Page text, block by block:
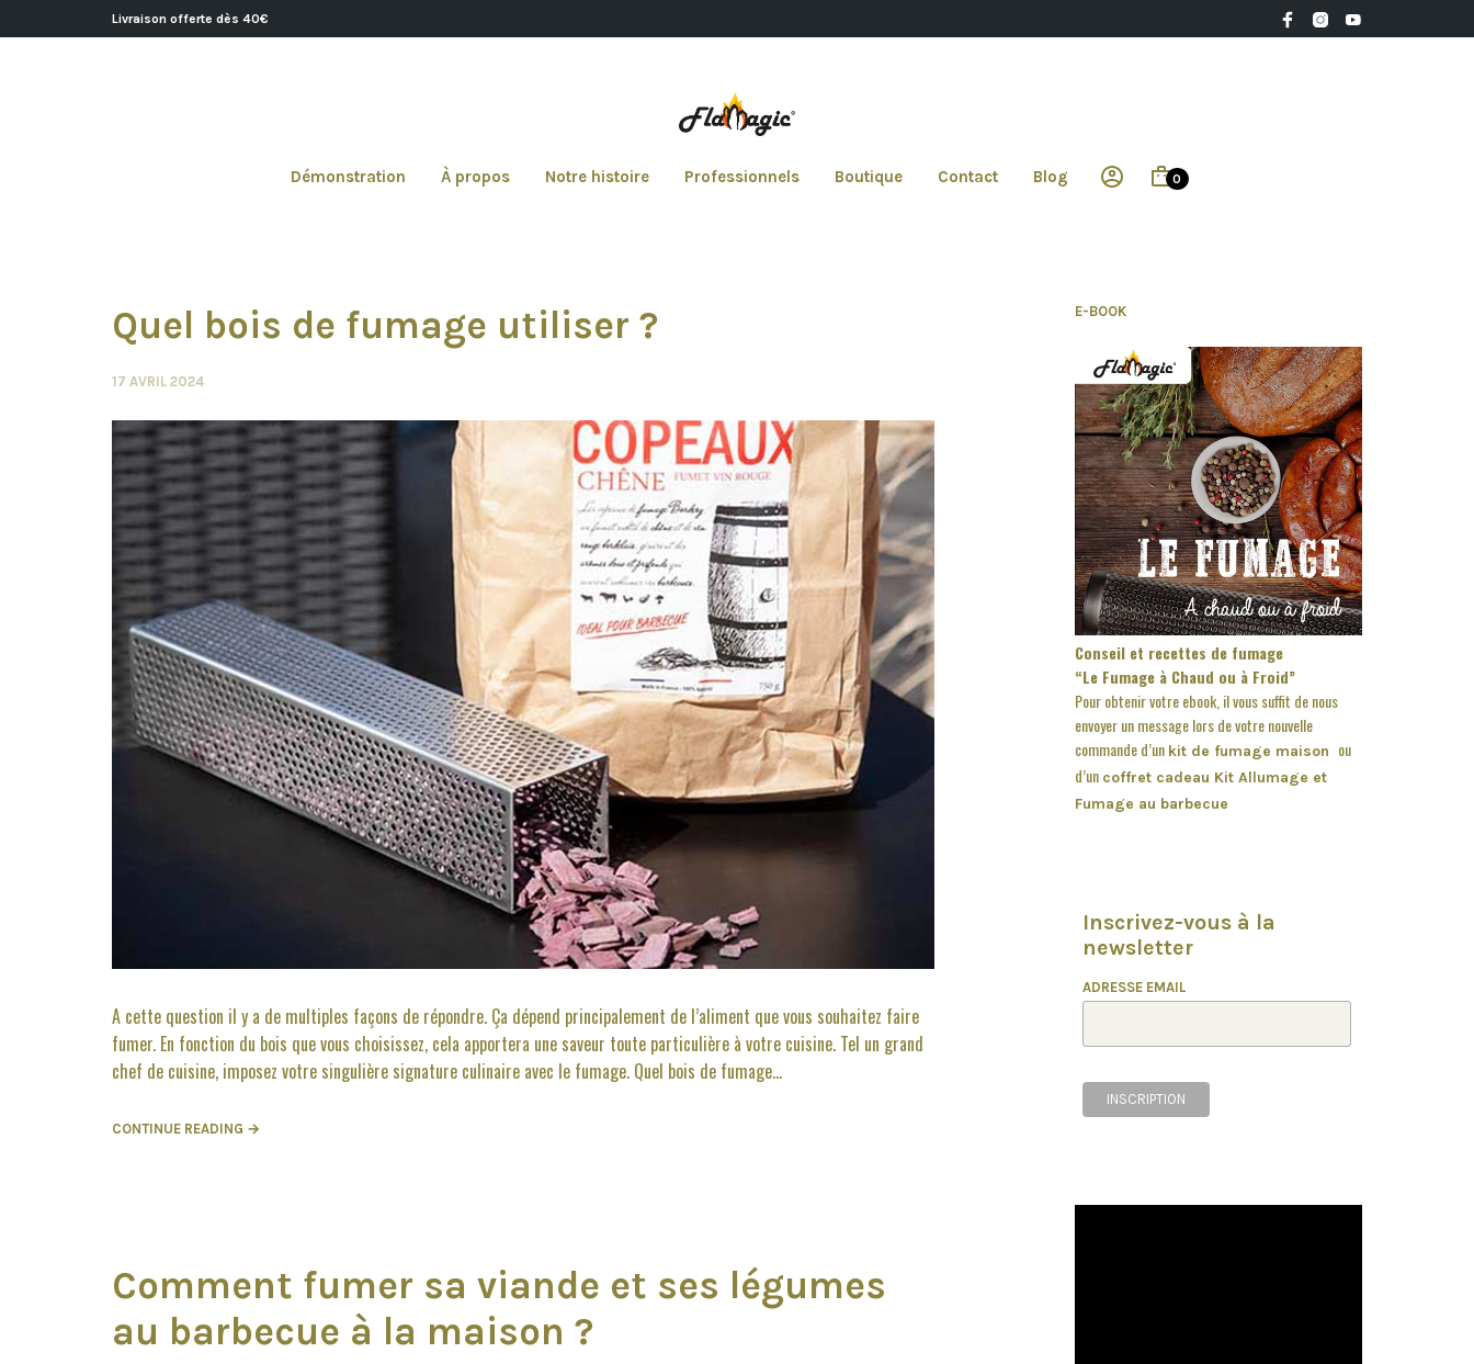
Livraison offerte dès 40€
Démonstration À propos Notre histoire Professionnels Boutique Contact Blog 0
Quel bois de fumage utiliser ?
17 AVRIL 2024
A cette question il y a de multiples façons de répondre. Ça dépend principalement de l’aliment que vous souhaitez faire
fumer. En fonction du bois que vous choisissez, cela apportera une saveur toute particulière à votre cuisine. Tel un grand
chef de cuisine, imposez votre singulière signature culinaire avec le fumage. Quel bois de fumage...
CONTINUE READING →
Comment fumer sa viande et ses légumes
au barbecue à la maison ?
E-BOOK
Conseil et recettes de fumage
“Le Fumage à Chaud ou à Froid”
Pour obtenir votre ebook, il vous suffit de nous
envoyer un message lors de votre nouvelle
commande d’un kit de fumage maison ou
d’un coffret cadeau Kit Allumage et
Fumage au barbecue
Inscrivez-vous à la
newsletter
ADRESSE EMAIL